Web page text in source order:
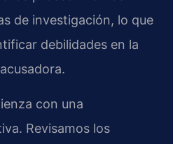
de investigación, lo que
debilidades en la
con una
Revisamos los